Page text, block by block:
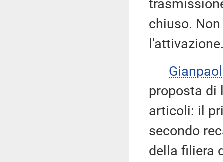
chiuso.
l'attivazione.
proposta di
articoli: il
secondo
della filiera